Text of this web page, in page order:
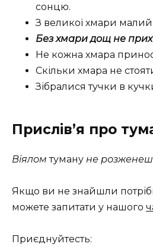
сонцю.
З великої хмари
Без хмари дощ не
Не кожна хмара
Скільки хмара не
Зібралися тучки в
Прислів’я про
Віялом туману не розженеш
Якщо ви не знайшли
можете запитати у нашого
Приєднуйтесть: